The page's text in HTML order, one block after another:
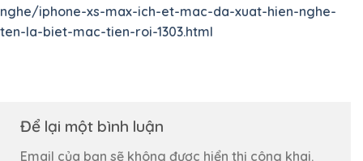
nghe/iphone-xs-max-ich-et-mac-da-xuat-hien-nghe-
ten-la-biet-mac-tien-roi-1303.html
Để lại một bình luận
Email của bạn sẽ không được hiển thị công khai.